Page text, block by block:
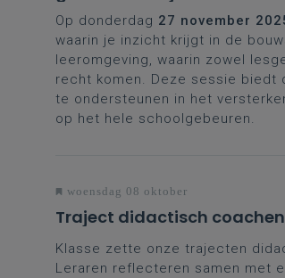
Op donderdag 27 november
waarin je inzicht krijgt in de
leeromgeving, waarin zowel
recht komen. Deze sessie biedt
te ondersteunen in het
op het hele schoolgebeuren.
woensdag 08 oktober
Traject didactisch
Klasse zette onze trajecten
Leraren reflecteren samen met